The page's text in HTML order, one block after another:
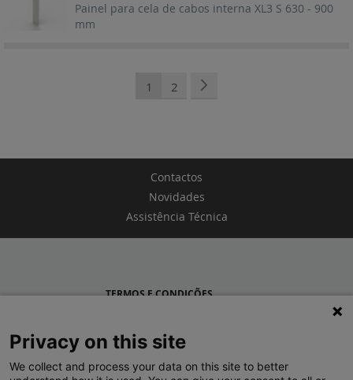
Painel para cela de cabos interna XL3 S 630 - 900
mm
Está de momento a ler a página
1 Página
2
Contactos
Novidades
Assistência Técnica
TERMOS E CONDIÇÕES
LEGRAND PORTUGAL
Privacy on this site
We collect and process your data on this site to better